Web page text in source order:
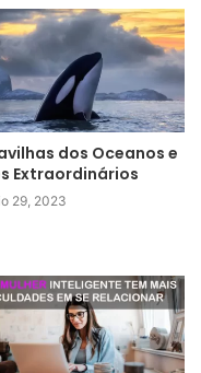
dos Oceanos e
Extraordinários
29, 2023